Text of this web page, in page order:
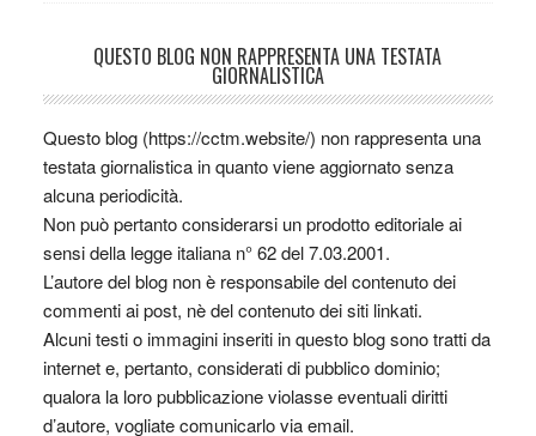
QUESTO BLOG NON RAPPRESENTA UNA TESTATA
GIORNALISTICA
Questo blog (https://cctm.website/) non rappresenta una
testata giornalistica in quanto viene aggiornato senza
alcuna periodicità.
Non può pertanto considerarsi un prodotto editoriale ai
sensi della legge italiana n° 62 del 7.03.2001.
L’autore del blog non è responsabile del contenuto dei
commenti ai post, nè del contenuto dei siti linkati.
Alcuni testi o immagini inseriti in questo blog sono tratti da
internet e, pertanto, considerati di pubblico dominio;
qualora la loro pubblicazione violasse eventuali diritti
d’autore, vogliate comunicarlo via email.